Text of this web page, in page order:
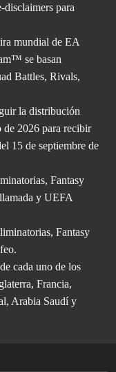
disclaimers para
mundial de EA
se basan
Battles, Rivals,
la distribución
2026 para recibir
15 de septiembre de
Fantasy
y UEFA
Fantasy
cada uno de los
Francia,
Arabia Saudí y